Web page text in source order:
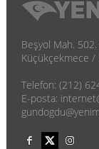
Beşyol Mah.
Küçükçekmece /
Telefon: (212)
E-posta: